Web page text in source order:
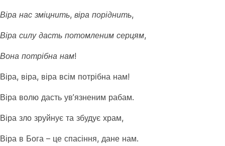
Віра нас зміцнить, віра поріднить,
Віра силу дасть потомленим серцям,
Вона потрібна нам!
Віра, віра, віра всім потрібна нам!
Віра волю дасть ув’язненим рабам.
Віра зло зруйнує та збудує храм,
Віра в Бога – це спасіння, дане нам.